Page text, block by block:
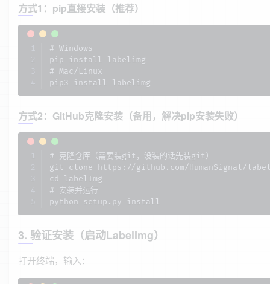
方式1：pip直接安装（推荐）
# Windows
pip install labelimg
# Mac/Linux
pip3 install labelimg
方式2：GitHub克隆安装（备用，解决pip安装失败）
# 克隆仓库（需要装git，没装的话先装git）
git clone https://github.com/HumanSignal/
cd labelImg
# 安装并运行
python setup.py install
3. 验证安装（启动LabelImg）
打开终端，输入：